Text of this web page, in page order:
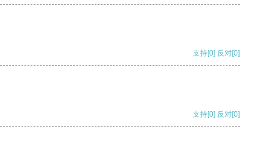
支持[0] 反对[0]
支持[0] 反对[0]